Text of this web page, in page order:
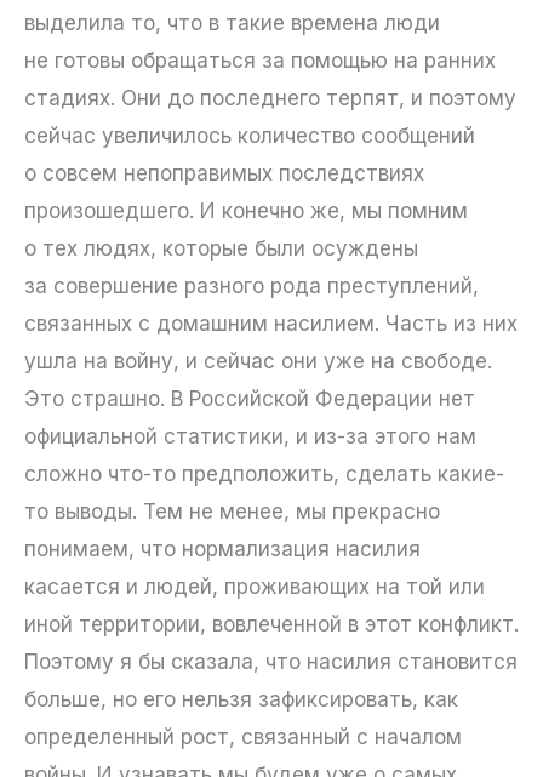
выделила то, что в такие времена люди
не готовы обращаться за помощью на ранних
стадиях. Они до последнего терпят, и поэтому
сейчас увеличилось количество сообщений
о совсем непоправимых последствиях
произошедшего. И конечно же, мы помним
о тех людях, которые были осуждены
за совершение разного рода преступлений,
связанных с домашним насилием. Часть из них
ушла на войну, и сейчас они уже на свободе.
Это страшно. В Российской Федерации нет
официальной статистики, и из-за этого нам
сложно что-то предположить, сделать какие-
то выводы. Тем не менее, мы прекрасно
понимаем, что нормализация насилия
касается и людей, проживающих на той или
иной территории, вовлеченной в этот конфликт.
Поэтому я бы сказала, что насилия становится
больше, но его нельзя зафиксировать, как
определенный рост, связанный с началом